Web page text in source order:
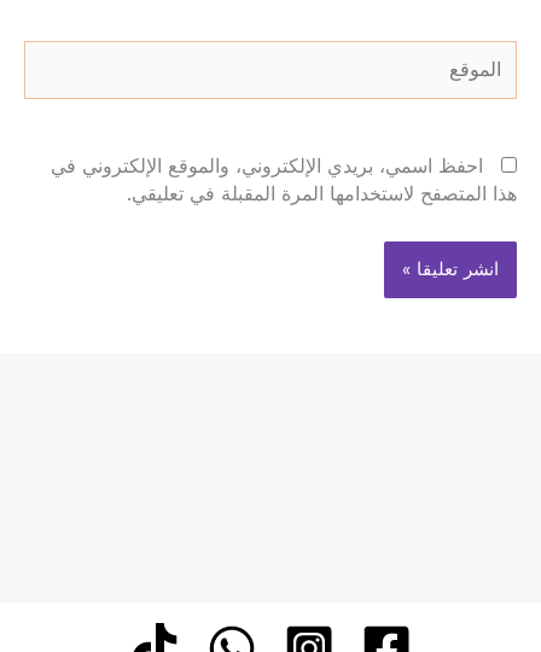
احفظ اسمي، بريدي الإلكتروني، والموقع الإلكتروني في
هذا المتصفح لاستخدامها المرة المقبلة في تعليقي.